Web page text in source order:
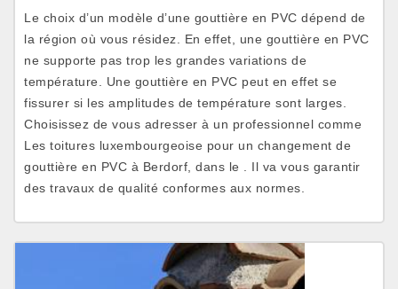
Le choix d’un modèle d’une gouttière en PVC dépend de
la région où vous résidez. En effet, une gouttière en PVC
ne supporte pas trop les grandes variations de
température. Une gouttière en PVC peut en effet se
fissurer si les amplitudes de température sont larges.
Choisissez de vous adresser à un professionnel comme
Les toitures luxembourgeoise pour un changement de
gouttière en PVC à Berdorf, dans le . Il va vous garantir
des travaux de qualité conformes aux normes.